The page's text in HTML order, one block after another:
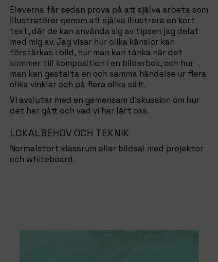
Eleverna får sedan prova på att själva arbeta som
illustratörer genom att själva illustrera en kort
text, där de kan använda sig av tipsen jag delat
med mig av. Jag visar hur olika känslor kan
förstärkas i bild, hur man kan tänka när det
kommer till komposition i en bilderbok, och hur
man kan gestalta en och samma händelse ur flera
olika vinklar och på flera olika sätt.
Vi avslutar med en gemensam diskussion om hur
det har gått och vad vi har lärt oss.
LOKALBEHOV OCH TEKNIK
Normalstort klassrum eller bildsal med projektor
och whiteboard.